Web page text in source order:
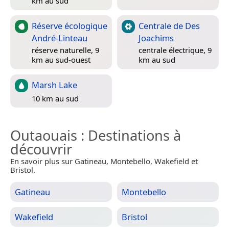
Réserve écologique
André-Linteau
réserve naturelle, 9
km au sud-ouest
Centrale de Des
Joachims
centrale électrique, 9
km au sud
Marsh Lake
10 km au sud
Outaouais : Destinations à
découvrir
En savoir plus sur Gatineau, Montebello, Wakefield et
Bristol.
Gatineau Montebello
Wakefield Bristol